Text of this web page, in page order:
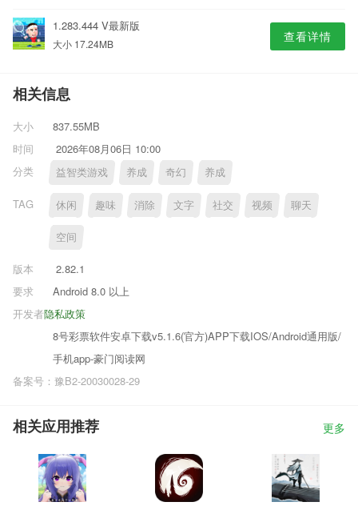
1.283.444 V最新版
大小 17.24MB 查看详情
相关信息
大小
837.55MB
时间
2026年08月06日 10:00
分类
益智类游戏 养成 奇幻 养成
TAG 休闲 趣味 消除 文字 社交 视频 聊天
空间
版本
2.82.1
要求
Android 8.0 以上
隐私政策
开发者
8号彩票软件安卓下载v5.1.6(官方)APP下载IOS/Android通用版/
手机app-豪门阅读网
备案号：豫B2-20030028-29
相关应用推荐 更多